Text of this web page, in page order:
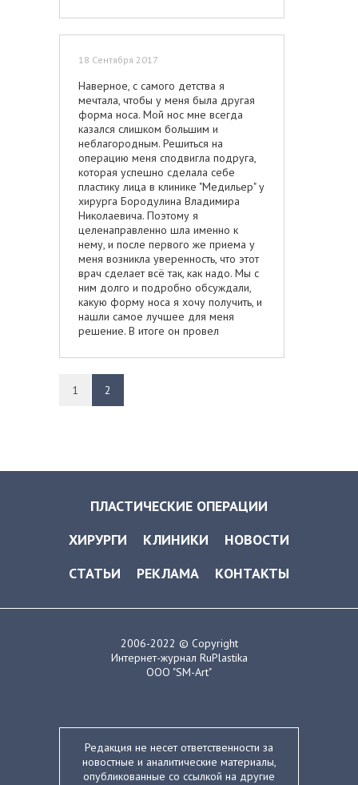
огромную благодарность, желаю вам
дальнейших успехов в такой
18 Сентября 2017
Наверное, с самого детства я
мечтала, чтобы у меня была другая
форма носа. Мой нос мне всегда
казался слишком большим и
неблагородным. Решиться на
операцию меня сподвигла подруга,
которая успешно сделала себе
пластику лица в клинике "Медильер" у
хирурга Бородулина Владимира
Николаевича. Поэтому я
целенаправленно шла именно к
нему, и после первого же приема у
меня возникла уверенность, что этот
врач сделает всё так, как надо. Мы с
ним долго и подробно обсуждали,
какую форму носа я хочу получить, и
нашли самое лучшее для меня
решение. В итоге он провел
такому изменению формы носа моё
лицо сильно изменилось в лучшую
сторону. Теперь я чувствую себя
счастливой и красивой.
1 2
ПЛАСТИЧЕСКИЕ ОПЕРАЦИИ
ХИРУРГИ
КЛИНИКИ
НОВОСТИ
СТАТЬИ
РЕКЛАМА КОНТАКТЫ
2006-2022 © Copyright
Интернет-журнал RuPlastika
ООО "SM-Art"
Редакция не несет ответственности за
новостные и аналитические материалы,
опубликованные со ссылкой на другие